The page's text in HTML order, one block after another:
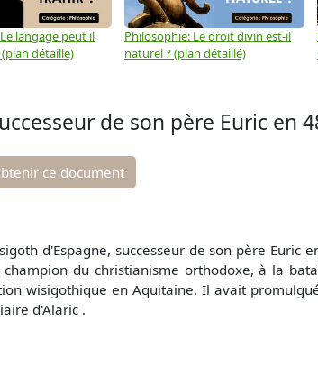
langage peut il
détaillé)
Philosophie: Le droit divin est-il
naturel ? (plan détaillé)
de son père Euric en
ce document
d'Espagne, successeur de son père Euric
du christianisme orthodoxe, à la
wisigothique en Aquitaine. Il avait
d'Alaric .